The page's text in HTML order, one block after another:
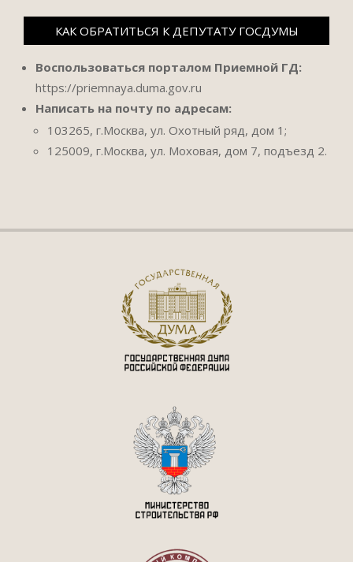
КАК ОБРАТИТЬСЯ К ДЕПУТАТУ ГОСДУМЫ
Воспользоваться порталом Приемной ГД:
https://priemnaya.duma.gov.ru
Написать на почту по адресам:
103265, г.Москва, ул. Охотный ряд, дом 1;
125009, г.Москва, ул. Моховая, дом 7, подъезд 2.